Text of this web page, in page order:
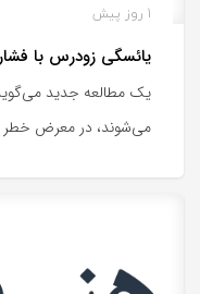
1 روز پیش
یائسگی زودرس با
یک مطالعه جدید می‌گوید
می‌شوند، در معرض خطر